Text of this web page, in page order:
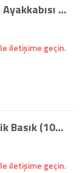
Yumurta Topuk Çarşamba Ayakkabısı Siyah Basık (101SB)
iletişime geçin.
Çarşamba Ayakkabısı Kesik Basık (102KB)
iletişime geçin.